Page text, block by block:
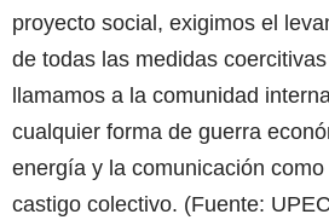
proyecto social, exigimos el
de todas las medidas
llamamos a la comunidad
cualquier forma de guerra
energía y la comunicación
castigo colectivo. (Fuente: